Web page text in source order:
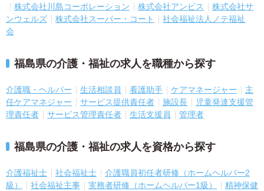
株式会社川島コーポレーション
株式会社アンビス
株式会社サ
ンウェルズ
株式会社スーパー・コート
社会福祉法人ノテ福祉
会
福島県の介護・福祉の求人を職種から探す
介護職・ヘルパー 生活相談員 看護助手 ケアマネージャー
主
任ケアマネジャー
サービス提供責任者 施設長
児童発達支援管
理責任者
サービス管理責任者 生活支援員 管理者
福島県の介護・福祉の求人を資格から探す
介護福祉士 社会福祉士
介護職員初任者研修（ホームヘルパー2
級）
社会福祉主事 実務者研修（ホームヘルパー1級）
精神保健